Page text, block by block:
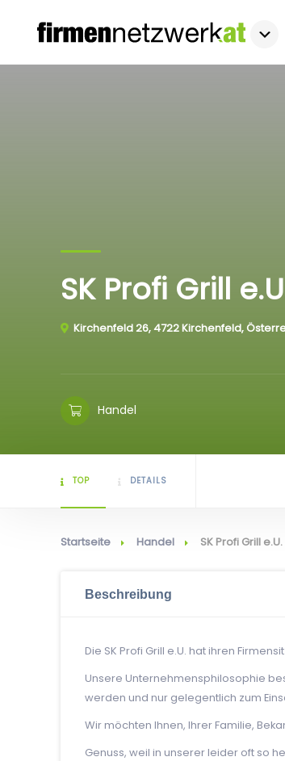
SK Profi Grill
Kirchenfeld 26, 4722 Kirchenfeld,
Handel
TOP DETAILS
Startseite Handel SK Profi Grill e.U.
Beschreibung
Die SK Profi Grill e.U. hat ihren
Unsere Unternehmensphilosophie
werden und nur gelegentlich zum
Wir möchten Ihnen, Ihrer Familie,
Genuss, weil in unserer leider oft so